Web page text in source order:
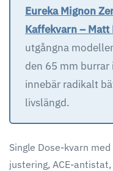
Eureka Mignon
Kaffekvarn – Matt
utgångna
den 65 mm
innebär radikalt
livslängd.
Single Dose-kvarn
justering, ACE-